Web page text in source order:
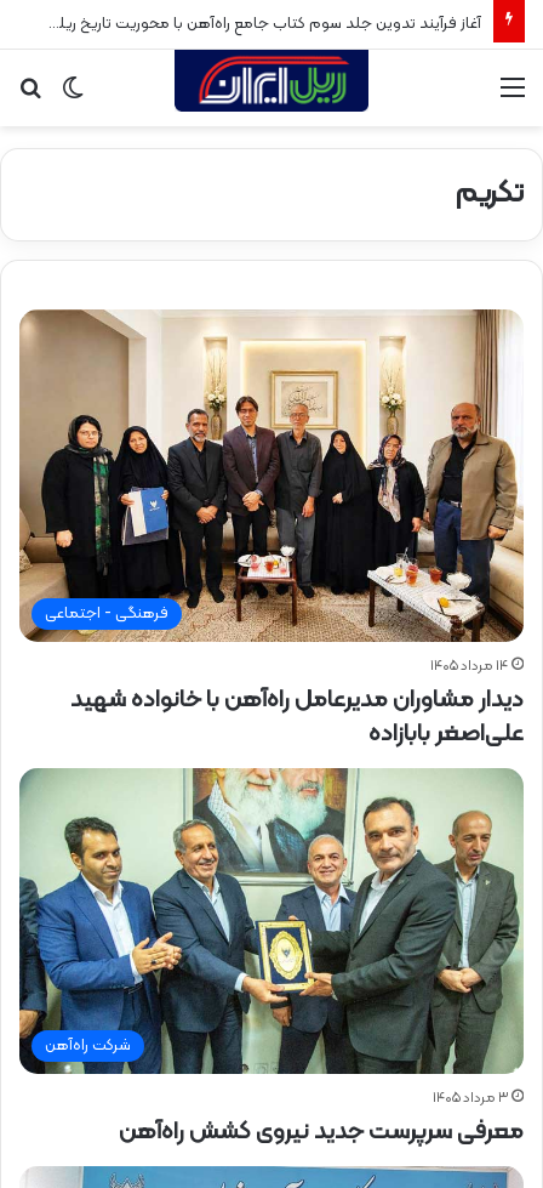
آغاز فرآیند تدوین جلد سوم کتاب جامع راه‌آهن با محوریت تاریخ ریلی پس از انقلاب اسلامی
تغییر
تکریم
فرهنگی - اجتماعی
۱۴ مرداد ۱۴۰۵
دیدار مشاوران مدیرعامل راه‌آهن با خانواده شهید
علی‌اصغر بابازاده
شرکت راه‌آهن
۳ مرداد ۱۴۰۵
معرفی سرپرست جدید نیروی کشش راه‌آهن